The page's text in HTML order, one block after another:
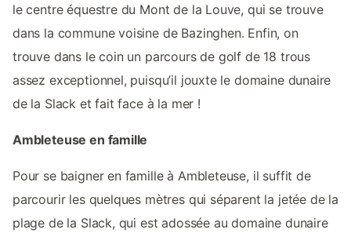
le centre équestre du Mont de la Louve, qui se trouve
dans la commune voisine de Bazinghen. Enfin, on
trouve dans le coin un parcours de golf de 18 trous
assez exceptionnel, puisqu’il jouxte le domaine dunaire
de la Slack et fait face à la mer !
Ambleteuse en famille
Pour se baigner en famille à Ambleteuse, il suffit de
parcourir les quelques mètres qui séparent la jetée de la
plage de la Slack, qui est adossée au domaine dunaire